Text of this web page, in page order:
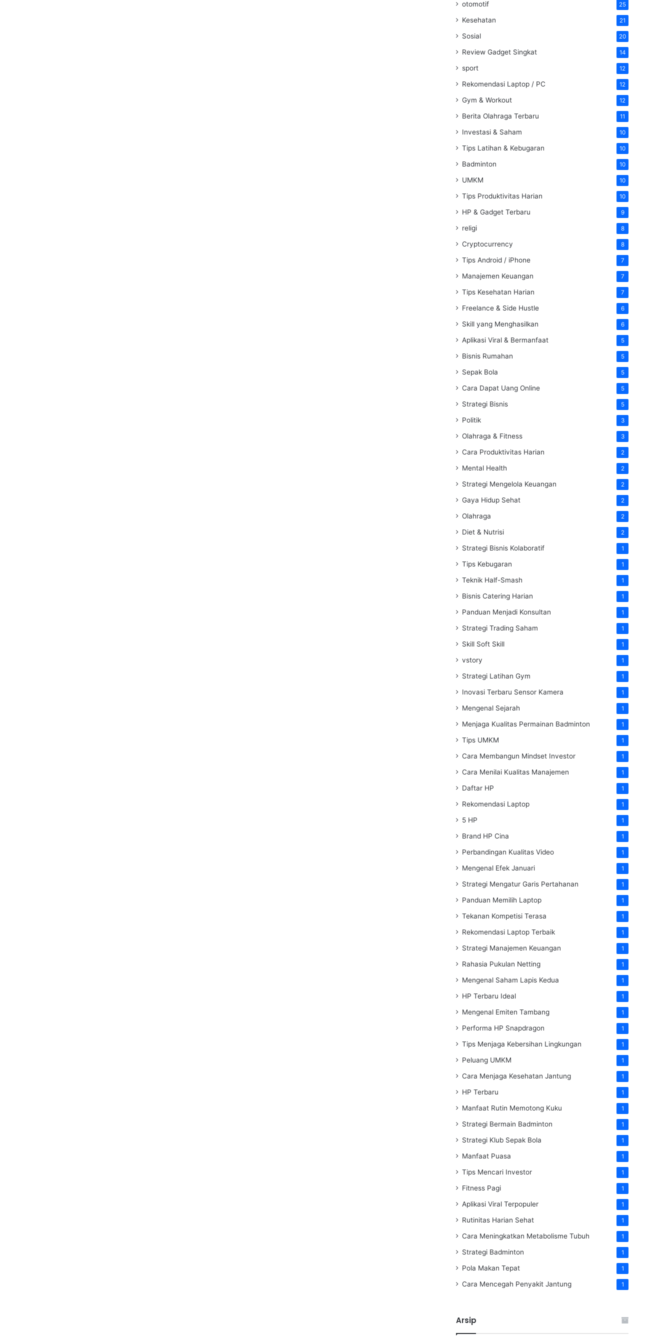
otomotif 25
Kesehatan 21
Sosial 20
Review Gadget Singkat 14
sport 12
Rekomendasi Laptop / PC 12
Gym & Workout 12
Berita Olahraga Terbaru 11
Investasi & Saham 10
Tips Latihan & Kebugaran 10
Badminton 10
UMKM 10
Tips Produktivitas Harian 10
HP & Gadget Terbaru 9
religi 8
Cryptocurrency 8
Tips Android / iPhone 7
Manajemen Keuangan 7
Tips Kesehatan Harian 7
Freelance & Side Hustle 6
Skill yang Menghasilkan 6
Aplikasi Viral & Bermanfaat 5
Bisnis Rumahan 5
Sepak Bola 5
Cara Dapat Uang Online 5
Strategi Bisnis 5
Politik 3
Olahraga & Fitness 3
Cara Produktivitas Harian 2
Mental Health 2
Strategi Mengelola Keuangan 2
Gaya Hidup Sehat 2
Olahraga 2
Diet & Nutrisi 2
Strategi Bisnis Kolaboratif 1
Tips Kebugaran 1
Teknik Half-Smash 1
Bisnis Catering Harian 1
Panduan Menjadi Konsultan 1
Strategi Trading Saham 1
Skill Soft Skill 1
vstory 1
Strategi Latihan Gym 1
Inovasi Terbaru Sensor Kamera 1
Mengenal Sejarah 1
Menjaga Kualitas Permainan Badminton 1
Tips UMKM 1
Cara Membangun Mindset Investor 1
Cara Menilai Kualitas Manajemen 1
Daftar HP 1
Rekomendasi Laptop 1
5 HP 1
Brand HP Cina 1
Perbandingan Kualitas Video 1
Mengenal Efek Januari 1
Strategi Mengatur Garis Pertahanan 1
Panduan Memilih Laptop 1
Tekanan Kompetisi Terasa 1
Rekomendasi Laptop Terbaik 1
Strategi Manajemen Keuangan 1
Rahasia Pukulan Netting 1
Mengenal Saham Lapis Kedua 1
HP Terbaru Ideal 1
Mengenal Emiten Tambang 1
Performa HP Snapdragon 1
Tips Menjaga Kebersihan Lingkungan 1
Peluang UMKM 1
Cara Menjaga Kesehatan Jantung 1
HP Terbaru 1
Manfaat Rutin Memotong Kuku 1
Strategi Bermain Badminton 1
Strategi Klub Sepak Bola 1
Manfaat Puasa 1
Tips Mencari Investor 1
Fitness Pagi 1
Aplikasi Viral Terpopuler 1
Rutinitas Harian Sehat 1
Cara Meningkatkan Metabolisme Tubuh 1
Strategi Badminton 1
Pola Makan Tepat 1
Cara Mencegah Penyakit Jantung 1
Arsip